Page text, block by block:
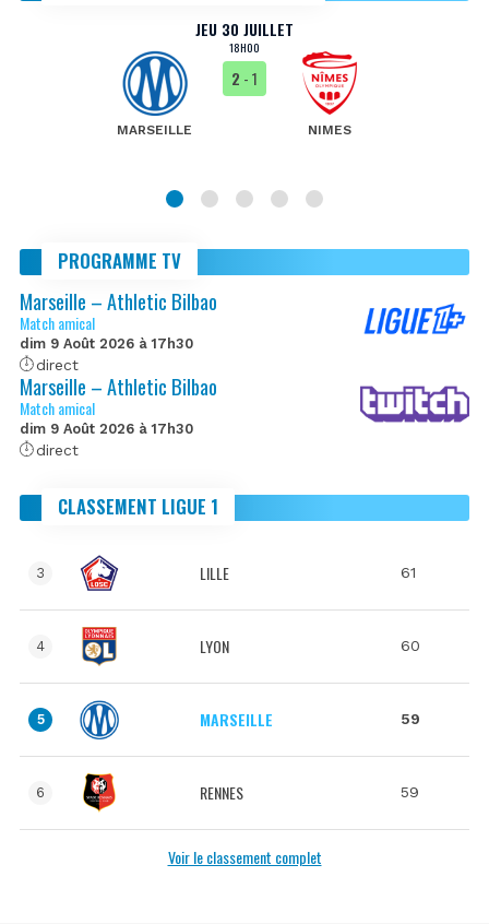
JEU 30 JUILLET
18H00
MARSEILLE
2 - 1
NIMES
PROGRAMME TV
Marseille – Athletic Bilbao
Match amical
dim 9 Août 2026 à 17h30
direct
Marseille – Athletic Bilbao
Match amical
dim 9 Août 2026 à 17h30
direct
CLASSEMENT LIGUE 1
3 LILLE 61
4 LYON 60
5 MARSEILLE 59
6 RENNES 59
Voir le classement complet